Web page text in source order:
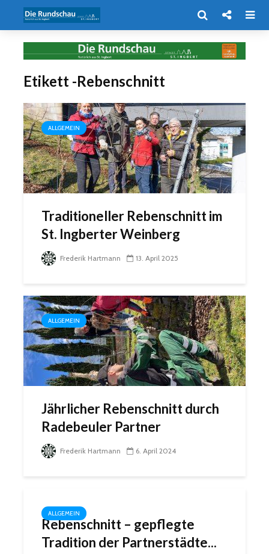
Etikett -Rebenschnitt
ALLGEMEIN
Traditioneller Rebenschnitt im
St. Ingberter Weinberg
Frederik Hartmann 13. April 2025
ALLGEMEIN
Jährlicher Rebenschnitt durch
Radebeuler Partner
Frederik Hartmann 6. April 2024
ALLGEMEIN
Rebenschnitt – gepflegte
Tradition der Partnerstädte...